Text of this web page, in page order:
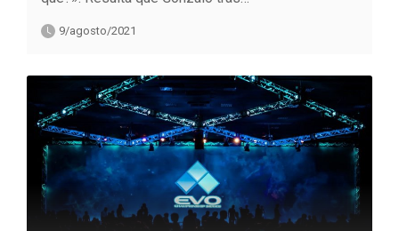
9/agosto/2021